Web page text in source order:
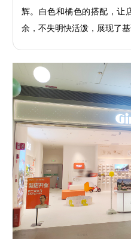
辉。白色和橘色的搭配，让
余，不失明快活泼，展现了基